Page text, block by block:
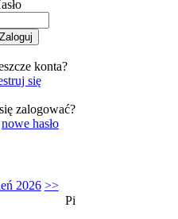
konta?
się
zalogować?
nowe hasło
2026 >>
Pi